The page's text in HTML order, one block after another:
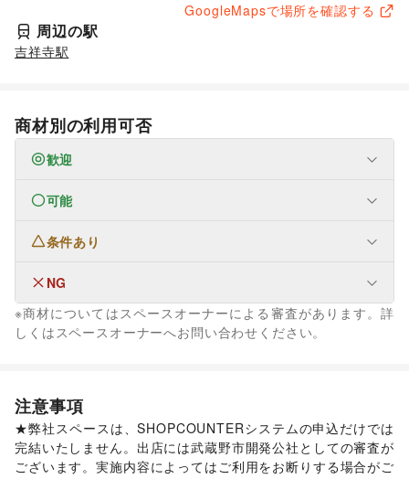
GoogleMapsで場所を確認する
周辺の駅
吉祥寺駅
商材別の利用可否
歓迎
生活サービス
可能
ファッション
ユニセックス
/ジュエリー・アクセサリー/メガネ・アイウェア/ 腕時計/
靴/バッグ・革小物/ファッション雑貨/ 和服・着物
軽食・ホットスナック
ワイン・洋酒/日本酒・焼酎・地酒/食材・調味料/
物産展・マルシェ/キッチンカー・移動販売/
野菜・果物・生鮮食品/その他フード・飲食
条件あり
生活サービス
定期宅配/リサイクル雑貨・古本/たばこ
NG
生活サービス
買取査定・金券 住宅（購入・賃貸）
※商材についてはスペースオーナーによる審査があります。詳
しくはスペースオーナーへお問い合わせください。
注意事項
★弊社スペースは、SHOPCOUNTERシステムの申込だけでは
完結いたしません。出店には武蔵野市開発公社としての審査が
ございます。実施内容によってはご利用をお断りする場合がご